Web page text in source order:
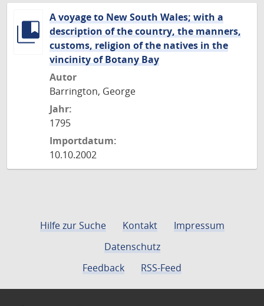
A voyage to New South Wales; with a
description of the country, the manners,
customs, religion of the natives in the
vincinity of Botany Bay
Autor
Barrington, George
Jahr:
1795
Importdatum:
10.10.2002
Hilfe zur Suche Kontakt
Impressum
Datenschutz
Feedback
RSS-Feed